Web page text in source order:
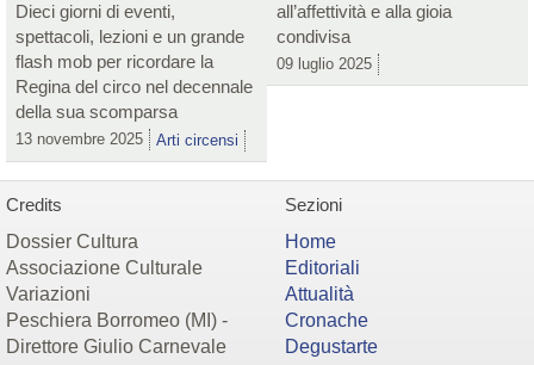
Dieci giorni di eventi,
spettacoli, lezioni e un grande
flash mob per ricordare la
Regina del circo nel decennale
della sua scomparsa
13 novembre 2025 Arti circensi
all’affettività e alla gioia
condivisa
09 luglio 2025
Credits
Dossier Cultura
Associazione Culturale
Variazioni
Peschiera Borromeo (MI) -
Direttore Giulio Carnevale
Sezioni
Home
Editoriali
Attualità
Cronache
Degustarte